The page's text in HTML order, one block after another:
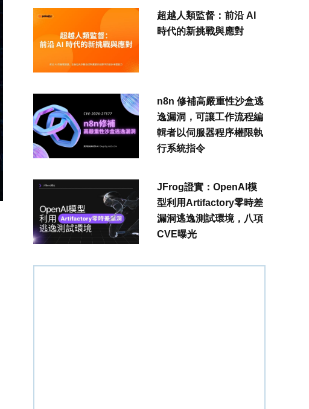
超越人類監督：前沿 AI
時代的新挑戰與應對
n8n 修補高嚴重性沙盒逃
逸漏洞，可讓工作流程編
輯者以伺服器程序權限執
行系統指令
JFrog證實：OpenAI模
型利用Artifactory零時差
漏洞逃逸測試環境，八項
CVE曝光